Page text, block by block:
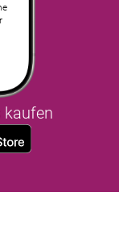
kaufen